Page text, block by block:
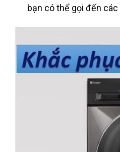
bạn có thể gọi đến